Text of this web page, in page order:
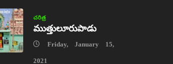
చరిత్ర
ముత్తులూరుపాడు
Friday, January 15,
2021